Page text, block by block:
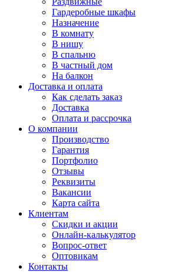
Гардеробные шкафы
Назначение
В комнату
В нишу
В спальню
В частный дом
На балкон
Доставка и оплата
Как сделать заказ
Доставка
Оплата и рассрочка
О компании
Производство
Гарантия
Портфолио
Отзывы
Реквизиты
Вакансии
Карта сайта
Клиентам
Скидки и акции
Онлайн-калькулятор
Вопрос-ответ
Оптовикам
Контакты